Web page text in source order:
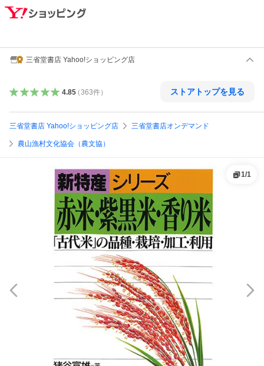
三省堂書店 Yahoo!ショッピング店
4.85（363件） ストアトップを見る
三省堂書店 Yahoo!ショッピング店 三省堂書店オンデマンド
農山漁村文化協会（農文協）
1/1